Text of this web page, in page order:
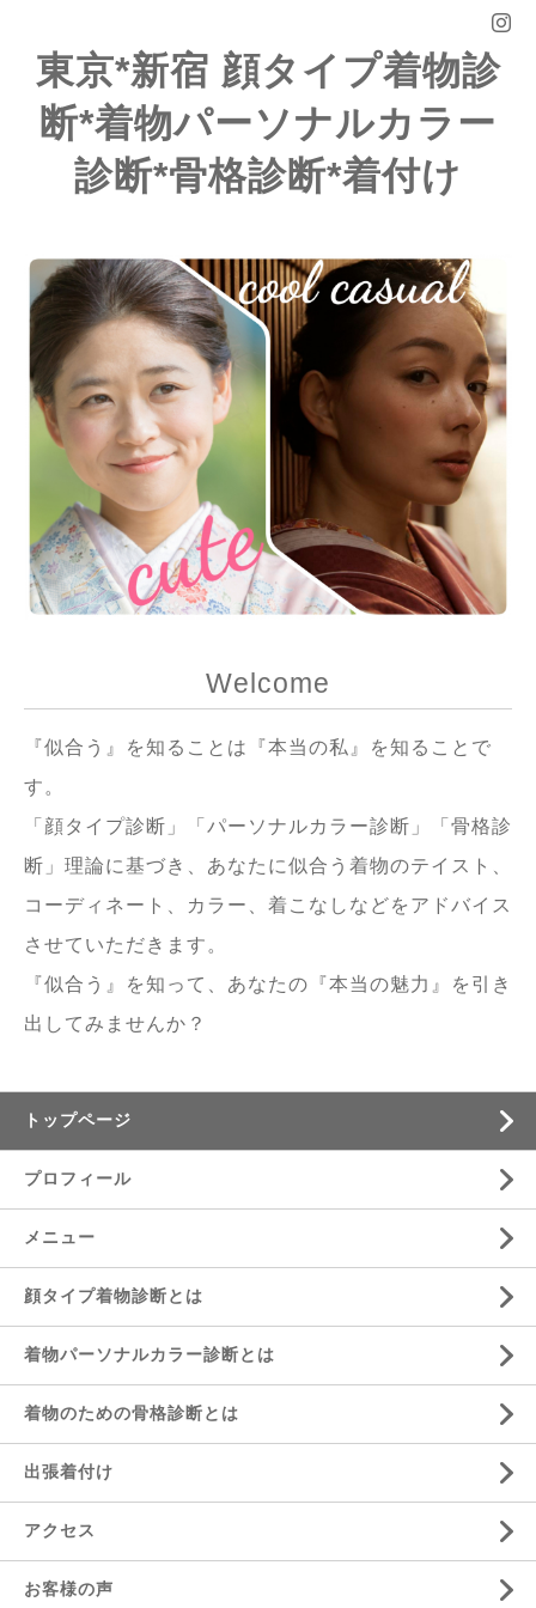
東京*新宿 顔タイプ着物診
断*着物パーソナルカラー
診断*骨格診断*着付け
Welcome
『似合う』を知ることは『本当の私』を知ることで
す。
「顔タイプ診断」「パーソナルカラー診断」「骨格診
断」理論に基づき、あなたに似合う着物のテイスト、
コーディネート、カラー、着こなしなどをアドバイス
させていただきます。
『似合う』を知って、あなたの『本当の魅力』を引き
出してみませんか？
トップページ
プロフィール
メニュー
顔タイプ着物診断とは
着物パーソナルカラー診断とは
着物のための骨格診断とは
出張着付け
アクセス
お客様の声